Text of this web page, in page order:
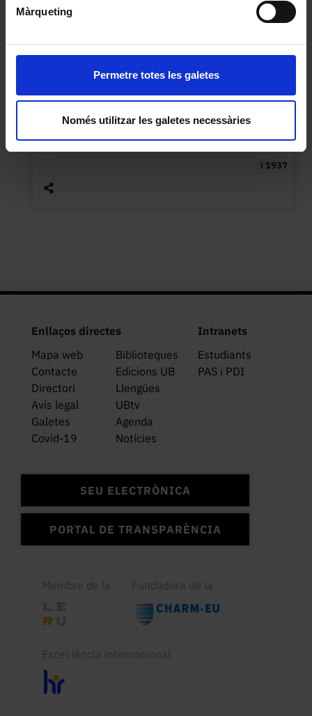
Màrqueting
Permetre totes les galetes
Només utilitzar les galetes necessàries
Desconeguda
Entre 1915 (data de fundació de l'Escola de Bibliotecàries)
i 1937
Enllaços directes
Mapa web
Biblioteques
Contacte
Edicions UB
Directori
Llengües
Avís legal
UBtv
Galetes
Agenda
Covid-19
Notícies
Intranets
Estudiants
PAS i PDI
SEU ELECTRÒNICA
PORTAL DE TRANSPARÈNCIA
Membre de la Fundadora de la
Excel·lència internacional